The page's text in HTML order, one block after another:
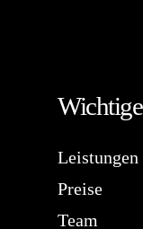
Leistungen
Preise
Team